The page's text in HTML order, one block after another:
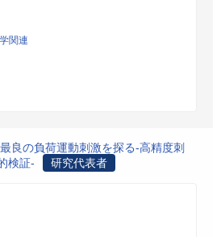
関連
良の負荷運動刺激を探る-高精度刺
検証-
研究代表者